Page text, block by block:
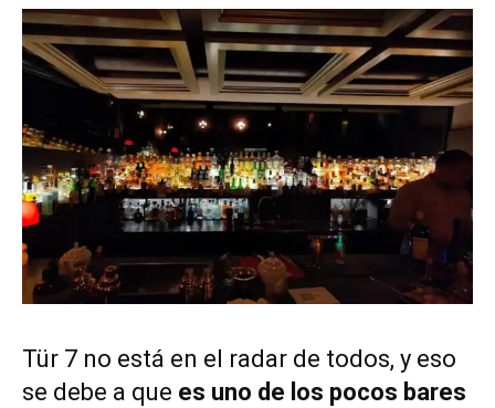
Tür 7 no está en el radar de todos, y eso
se debe a que es uno de los pocos bares